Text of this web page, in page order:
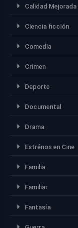
Calidad Mejorada
Ciencia ficción
Comedia
Crimen
Deporte
Documental
Drama
Estrénos en Cine
Familia
Familiar
Fantasía